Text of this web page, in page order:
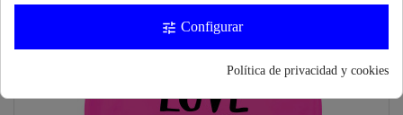
tune Configurar
Política de privacidad y cookies